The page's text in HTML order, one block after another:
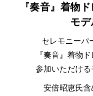
『奏音』着物
モ
セレモニーパ
『奏音』着物
参加いただける
安倍昭恵氏